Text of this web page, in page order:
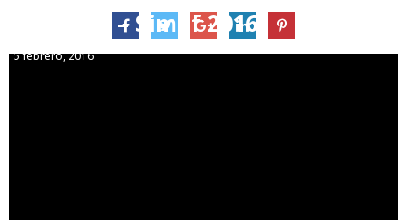
amargo” – Simof 2016
5 febrero, 2016